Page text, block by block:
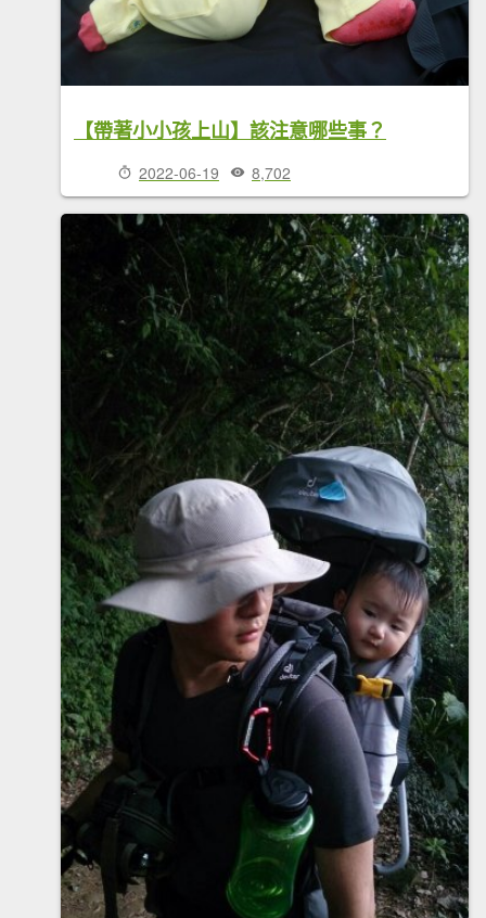
【帶著小小孩上山】該注意哪些事？
2022-06-19 8,702